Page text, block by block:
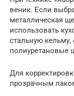
веник. Если
металлическая
использовать
стальную
полиуретановые
Для
прозрачным